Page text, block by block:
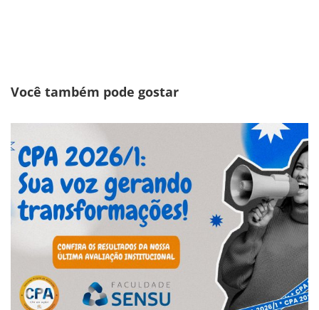
Você também pode gostar